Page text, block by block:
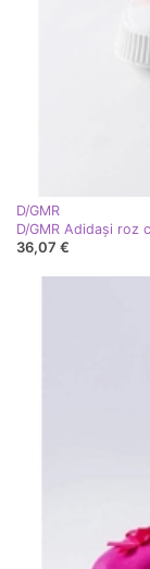
D/GMR
D/GMR Adidași roz
36,07 €